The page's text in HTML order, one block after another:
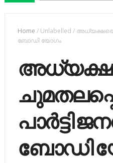
Home /Unlabelled / അധ്യക്ഷയെ
ബോഡി യോഗം
പാര്‍ട്ടി
ബോഡി